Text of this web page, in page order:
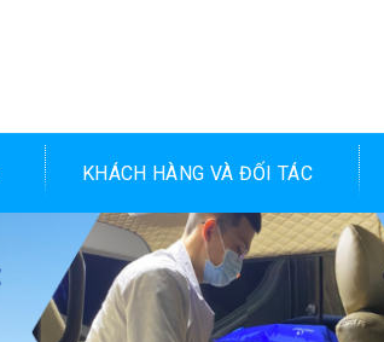
KHÁCH HÀNG VÀ ĐỐI TÁC